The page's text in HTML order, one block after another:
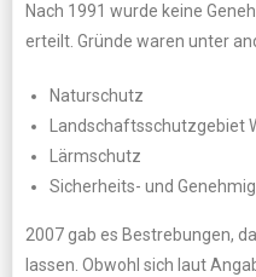
Nach 1991 wurde keine
erteilt. Gründe waren unter
Naturschutz
Landschaftsschutzgebiet
Lärmschutz
Sicherheits- und
2007 gab es Bestrebungen,
lassen. Obwohl sich laut